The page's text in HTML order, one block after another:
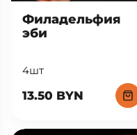
Филадельфия
эби
4шт
13.50 BYN